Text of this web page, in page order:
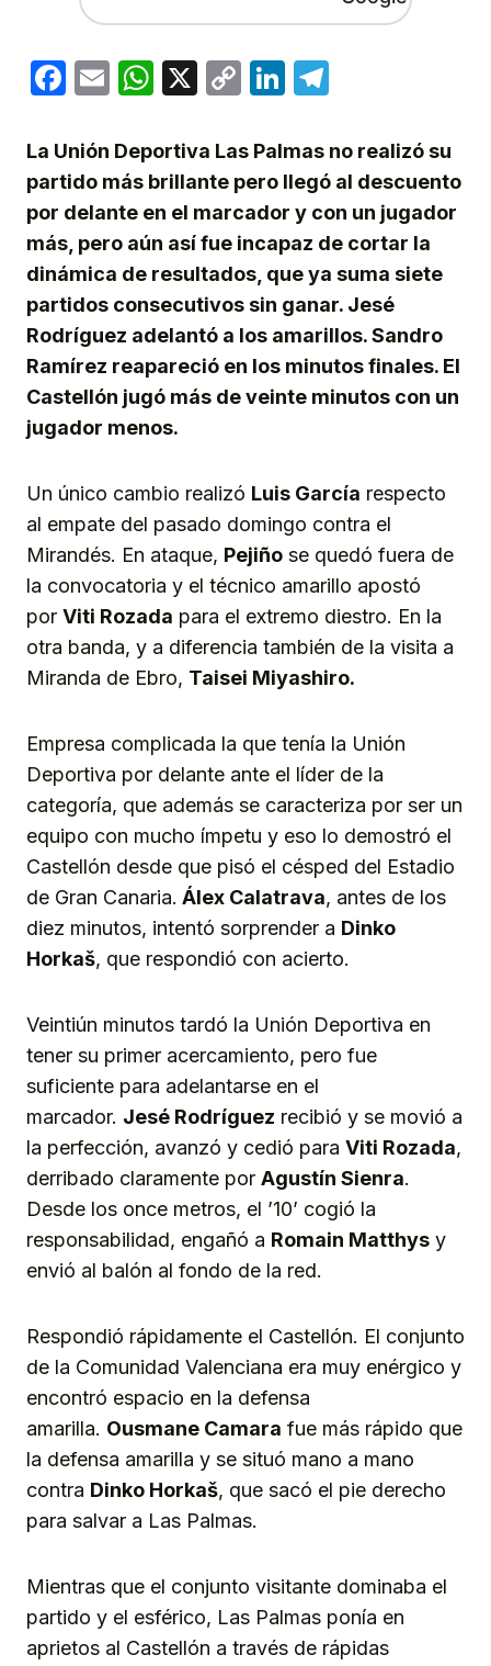
Facebook
EmailWhatsApp
X
CopyLinkedIn
La Unión Deportiva Las Palmas no realizó su
partido más brillante pero llegó al descuento
por delante en el marcador y con un jugador
más, pero aún así fue incapaz de cortar la
dinámica de resultados, que ya suma siete
partidos consecutivos sin ganar. Jesé
Rodríguez adelantó a los amarillos. Sandro
Ramírez reapareció en los minutos finales. El
Castellón jugó más de veinte minutos con un
jugador menos.
Un único cambio realizó Luis García respecto
al empate del pasado domingo contra el
Mirandés. En ataque, Pejiño se quedó fuera de
la convocatoria y el técnico amarillo apostó
por Viti Rozada para el extremo diestro. En la
otra banda, y a diferencia también de la visita a
Miranda de Ebro, Taisei Miyashiro.
Empresa complicada la que tenía la Unión
Deportiva por delante ante el líder de la
categoría, que además se caracteriza por ser un
equipo con mucho ímpetu y eso lo demostró el
Castellón desde que pisó el césped del Estadio
de Gran Canaria. Álex Calatrava, antes de los
diez minutos, intentó sorprender a Dinko
Horkaš, que respondió con acierto.
Veintiún minutos tardó la Unión Deportiva en
tener su primer acercamiento, pero fue
suficiente para adelantarse en el
marcador. Jesé Rodríguez recibió y se movió a
la perfección, avanzó y cedió para Viti Rozada,
derribado claramente por Agustín Sienra.
Desde los once metros, el ’10’ cogió la
responsabilidad, engañó a Romain Matthys y
envió al balón al fondo de la red.
Respondió rápidamente el Castellón. El conjunto
de la Comunidad Valenciana era muy enérgico y
encontró espacio en la defensa
amarilla. Ousmane Camara fue más rápido que
la defensa amarilla y se situó mano a mano
contra Dinko Horkaš, que sacó el pie derecho
para salvar a Las Palmas.
Mientras que el conjunto visitante dominaba el
partido y el esférico, Las Palmas ponía en
aprietos al Castellón a través de rápidas